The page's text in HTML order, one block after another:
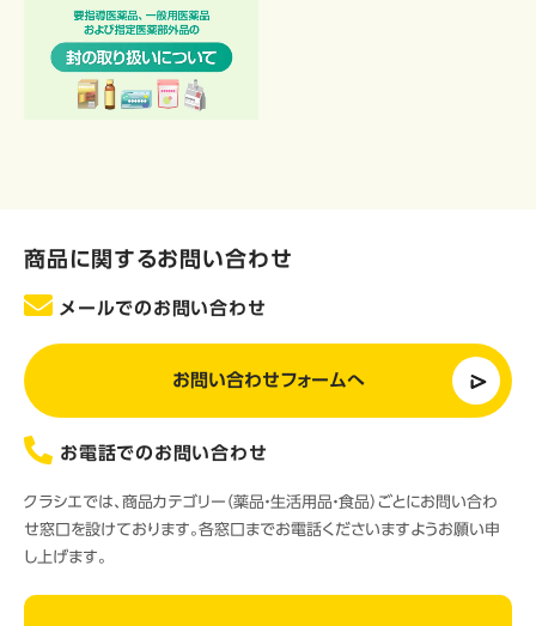
商品に関するお問い合わせ
メールでのお問い合わせ
お問い合わせフォームへ
お電話でのお問い合わせ
クラシエでは、商品カテゴリー（薬品・生活用品・食品）ごとにお問い合わ
せ窓口を設けております。各窓口までお電話くださいますようお願い申
し上げます。